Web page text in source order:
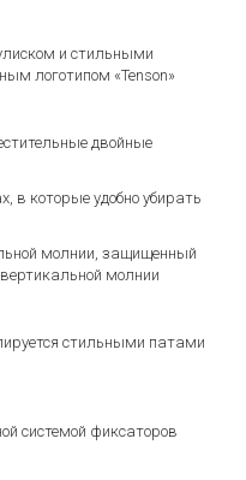
и стильными
логотипом «Tenson»
двойные
в которые удобно убирать
молнии, защищенный
молнии
стильными патами
системой фиксаторов